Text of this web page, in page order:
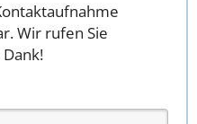
Wir rufen Sie